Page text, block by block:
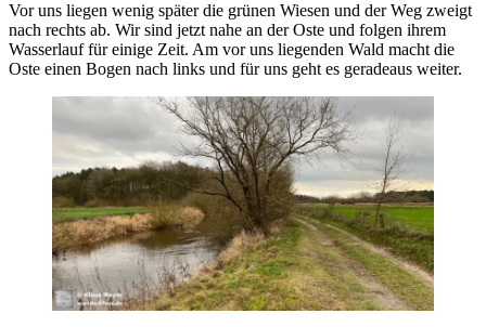
Vor uns liegen wenig später die grünen Wiesen und der Weg zweigt
nach rechts ab. Wir sind jetzt nahe an der Oste und folgen ihrem
Wasserlauf für einige Zeit. Am vor uns liegenden Wald macht die
Oste einen Bogen nach links und für uns geht es geradeaus weiter.